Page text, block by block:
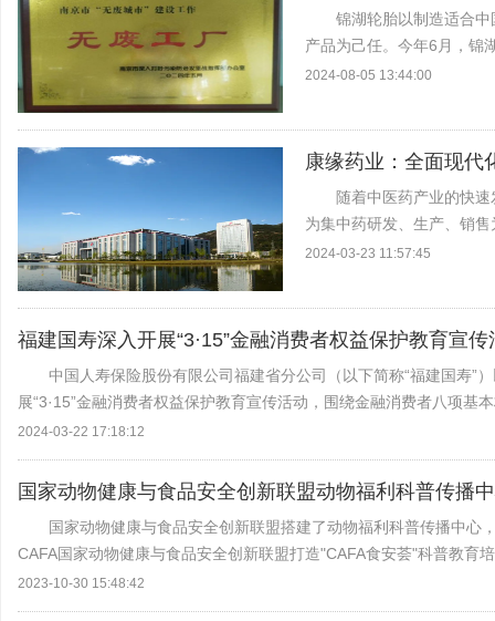
锦湖轮胎以制造适合
产品为己任。今年6月，锦
获得“低碳发展领军“奖，
2024-08-05 13:44:00
康缘药业：全面现代
随着中医药产业的快
为集中药研发、生产、销
极应对挑战，深化现代中
2024-03-23 11:57:45
福建国寿深入开展“3·15”金融消费者权益保护教育宣传
中国人寿保险股份有限公司福建省分公司（以下简称“福建国寿”
展“3·15”金融消费者权益保护教育宣传活动，围绕金融消费者八项基
2024-03-22 17:18:12
国家动物健康与食品安全创新联盟动物福利科普传播
国家动物健康与食品安全创新联盟搭建了动物福利科普传播中心
CAFA国家动物健康与食品安全创新联盟打造"CAFA食安荟"科普教育
课程。面向企业、...
2023-10-30 15:48:42